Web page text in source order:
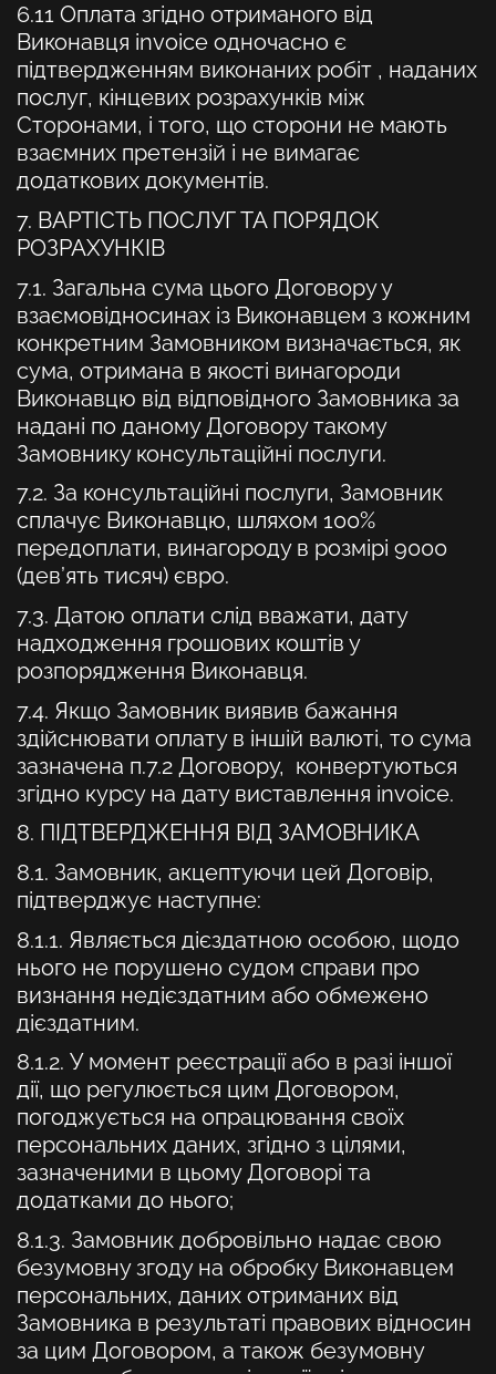
6.11 Оплата згідно отриманого від
Виконавця invoice одночасно є
підтвердженням виконаних робіт , наданих
послуг, кінцевих розрахунків між
Сторонами, і того, що сторони не мають
взаємних претензій і не вимагає
додаткових документів.
7. ВАРТІСТЬ ПОСЛУГ ТА ПОРЯДОК
РОЗРАХУНКІВ
7.1. Загальна сума цього Договору у
взаємовідносинах із Виконавцем з кожним
конкретним Замовником визначається, як
сума, отримана в якості винагороди
Виконавцю від відповідного Замовника за
надані по даному Договору такому
Замовнику консультаційні послуги.
7.2. За консультаційні послуги, Замовник
сплачує Виконавцю, шляхом 100%
передоплати, винагороду в розмірі 9000
(дев’ять тисяч) євро.
7.3. Датою оплати слід вважати, дату
надходження грошових коштів у
розпорядження Виконавця.
7.4. Якщо Замовник виявив бажання
здійснювати оплату в іншій валюті, то сума
зазначена п.7.2 Договору, конвертуються
згідно курсу на дату виставлення invoice.
8. ПІДТВЕРДЖЕННЯ ВІД ЗАМОВНИКА
8.1. Замовник, акцептуючи цей Договір,
підтверджує наступне:
8.1.1. Являється дієздатною особою, щодо
нього не порушено судом справи про
визнання недієздатним або обмежено
дієздатним.
8.1.2. У момент реєстрації або в разі іншої
дії, що регулюється цим Договором,
погоджується на опрацювання своїх
персональних даних, згідно з цілями,
зазначеними в цьому Договорі та
додатками до нього;
8.1.3. Замовник добровільно надає свою
безумовну згоду на обробку Виконавцем
персональних, даних отриманих від
Замовника в результаті правових відносин
за цим Договором, а також безумовну